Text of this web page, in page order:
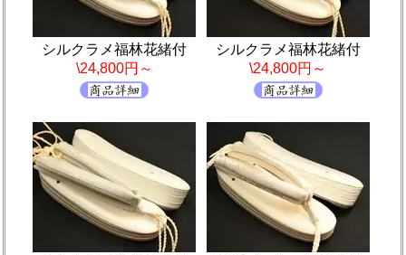
シルクラメ福林花緒付
\24,800円～
シルクラメ福林花緒付
\24,800円～